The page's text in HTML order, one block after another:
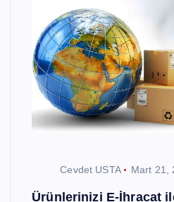
Cevdet USTA Mart 21,
Ürünlerinizi E-İhracat